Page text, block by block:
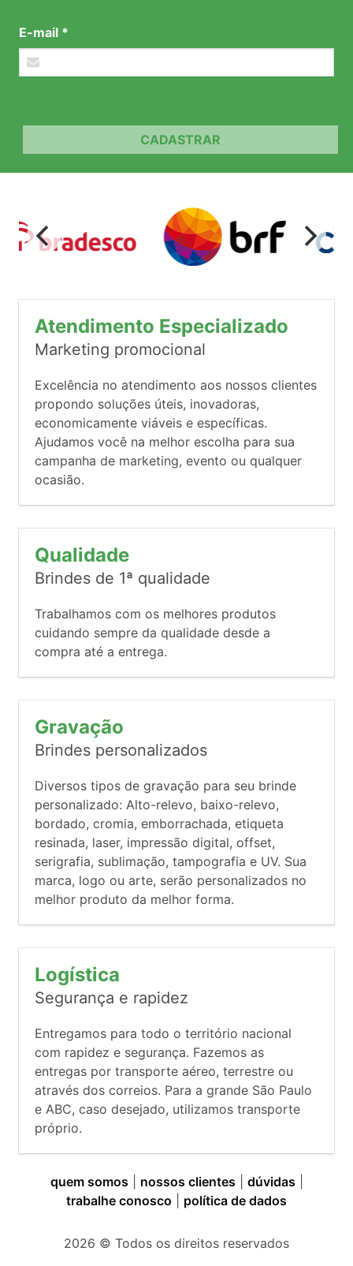
E-mail *
CADASTRAR
Atendimento Especializado
Marketing promocional
Excelência no atendimento aos nossos clientes
propondo soluções úteis, inovadoras,
economicamente viáveis e específicas.
Ajudamos você na melhor escolha para sua
campanha de marketing, evento ou qualquer
ocasião.
Qualidade
Brindes de 1ª qualidade
Trabalhamos com os melhores produtos
cuidando sempre da qualidade desde a
compra até a entrega.
Gravação
Brindes personalizados
Diversos tipos de gravação para seu brinde
personalizado: Alto-relevo, baixo-relevo,
bordado, cromia, emborrachada, etiqueta
resinada, laser, impressão digital, offset,
serigrafia, sublimação, tampografia e UV. Sua
marca, logo ou arte, serão personalizados no
melhor produto da melhor forma.
Logística
Segurança e rapidez
Entregamos para todo o território nacional
com rapidez e segurança. Fazemos as
entregas por transporte aéreo, terrestre ou
através dos correios. Para a grande São Paulo
e ABC, caso desejado, utilizamos transporte
próprio.
quem somos nossos clientes dúvidas
trabalhe conosco
política de dados
2026 © Todos os direitos reservados